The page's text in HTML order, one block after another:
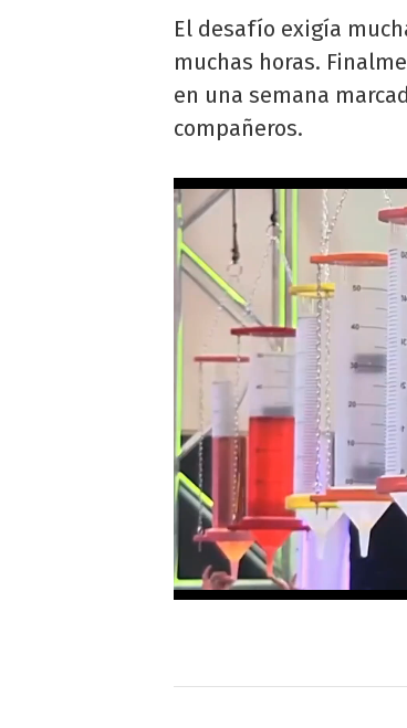
El desafío exigía
muchas horas.
en una semana
compañeros.